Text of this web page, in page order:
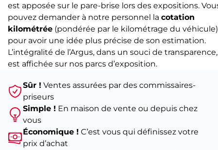
est apposée sur le pare-brise lors des expositions.
pouvez demander à notre personnel la cotation
kilométrée (pondérée par le kilométrage du véhicule)
pour avoir une idée plus précise de son estimation.
L’intégralité de l’Argus, dans un souci de transparence,
est affichée sur nos parcs d’exposition.
Sûr ! Ventes assurées par des commissaires-
priseurs
Simple ! En maison de vente ou depuis chez
vous
Économique ! C’est vous qui définissez votre
prix d’achat